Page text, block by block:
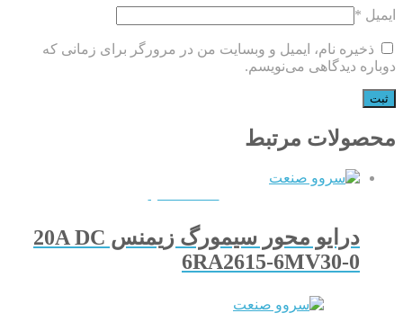
ایمیل *
ذخیره نام، ایمیل و وبسایت من در مرورگر برای زمانی که
دوباره دیدگاهی می‌نویسم.
محصولات مرتبط
درایو محور سیمورگ زیمنس 20A DC
6RA2615-6MV30-0